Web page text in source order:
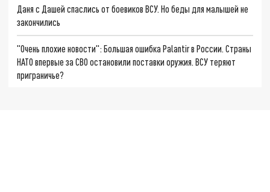
Даня с Дашей спаслись от боевиков ВСУ. Но беды для малышей не
закончились
"Очень плохие новости": Большая ошибка Palantir в России. Страны
НАТО впервые за СВО остановили поставки оружия. ВСУ теряют
приграничье?